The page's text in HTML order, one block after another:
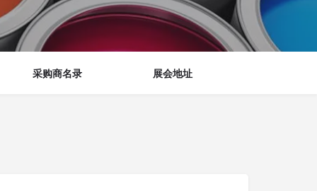
采购商名录 展会地址